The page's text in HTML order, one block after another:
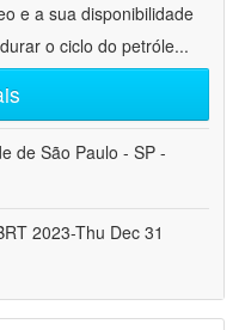
e a sua disponibilidade
o ciclo do petróle...
de São Paulo - SP -
2023-Thu Dec 31